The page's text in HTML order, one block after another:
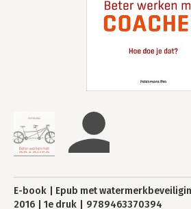
E-book Epub met
2016
1e druk 9789463370394